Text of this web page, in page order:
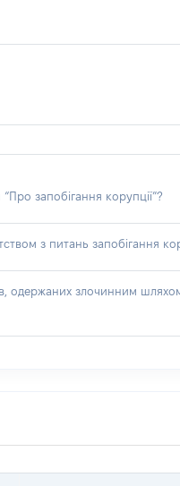
запобігання корупції”?
з питань запобігання
одержаних злочинним